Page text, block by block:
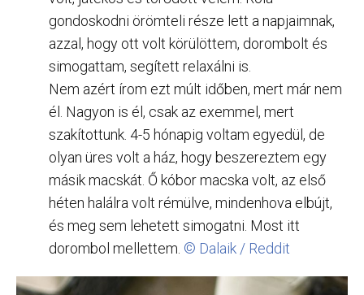
gondoskodni örömteli része lett a napjaimnak,
azzal, hogy ott volt körülöttem, dorombolt és
simogattam, segített relaxálni is.
Nem azért írom ezt múlt időben, mert már nem
él. Nagyon is él, csak az exemmel, mert
szakítottunk. 4-5 hónapig voltam egyedül, de
olyan üres volt a ház, hogy beszereztem egy
másik macskát. Ő kóbor macska volt, az első
héten halálra volt rémülve, mindenhova elbújt,
és meg sem lehetett simogatni. Most itt
dorombol mellettem. © Dalaik / Reddit